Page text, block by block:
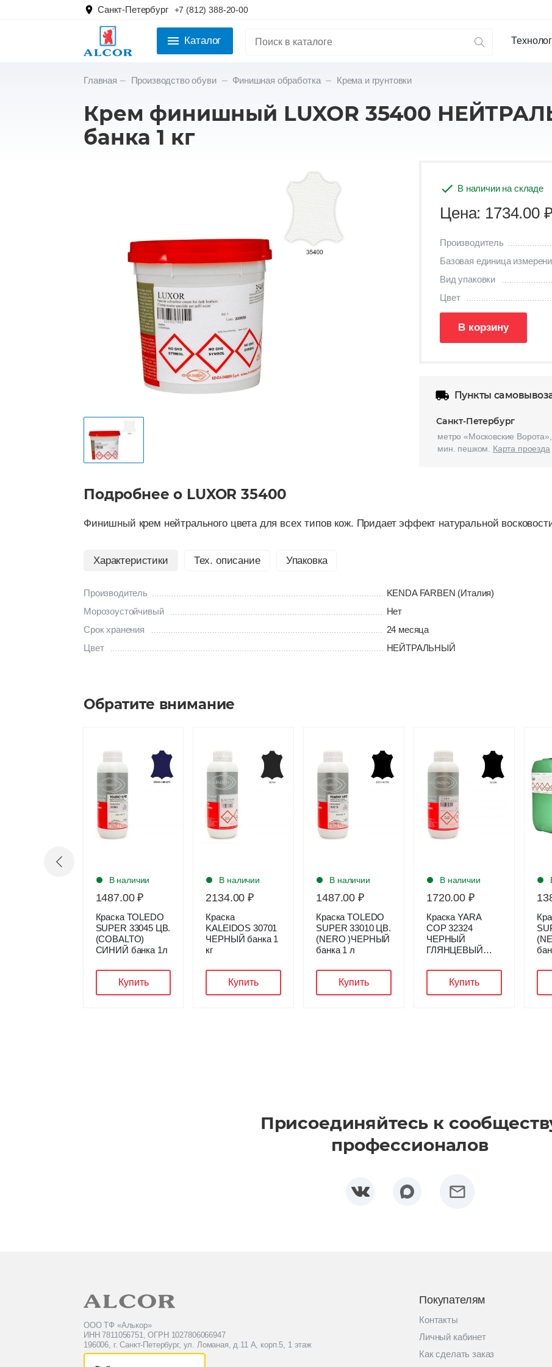
Санкт-Петербург +7 (812) 388-20-00
Каталог
Главная Производство обуви Финишная обработка Крема и грунтовки
Крем финишный LUXOR 35400
банка 1 кг
В наличии на складе
Цена: 1734.00 ₽
Производитель
Базовая единица
Вид упаковки
Цвет
В корзину
Пункты
Санкт-Петербург
метро «Московские
мин. пешком. Карта проезда
Подробнее о LUXOR 35400
Финишный крем нейтрального цвета для всех типов кож. Придает эффект натуральной
Характеристики Тех. описание Упаковка
Производитель
KENDA FARBEN (Италия)
Морозоустойчивый
Нет
Срок хранения
24 месяца
Цвет
НЕЙТРАЛЬНЫЙ
Обратите внимание
В наличии
1487.00 ₽
Краска TOLEDO
SUPER 33045 ЦВ.
(COBALTO)
СИНИЙ банка 1л
Купить
В наличии
2134.00 ₽
Краска
KALEIDOS 30701
ЧЕРНЫЙ банка 1
кг
Купить
В наличии
1487.00 ₽
Краска TOLEDO
SUPER 33010 ЦВ.
(NERO )ЧЕРНЫЙ
банка 1 л
Купить
В наличии
1720.00 ₽
Краска YARA
COP 32324
ЧЕРНЫЙ
ГЛЯНЦЕВЫЙ
Купить
Присоединяйтесь к
профессионалов
ООО ТФ «Алькор»
ИНН 7811056751, ОГРН 1027806066947
196006, г. Санкт-Петербург, ул. Ломаная, д.11 А, корп.5, 1 этаж
Покупателям
Контакты
Личный кабинет
Как сделать заказ